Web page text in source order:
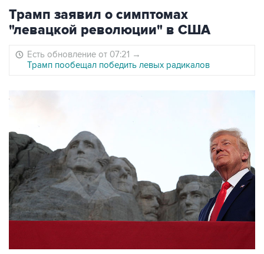
Трамп заявил о симптомах
"левацкой революции" в США
Есть обновление от 07:21 →
Трамп пообещал победить левых радикалов